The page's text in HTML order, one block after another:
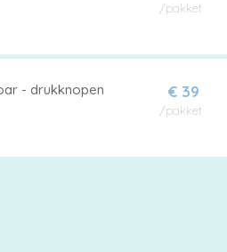
/pakket
- drukknopen € 39
/pakket